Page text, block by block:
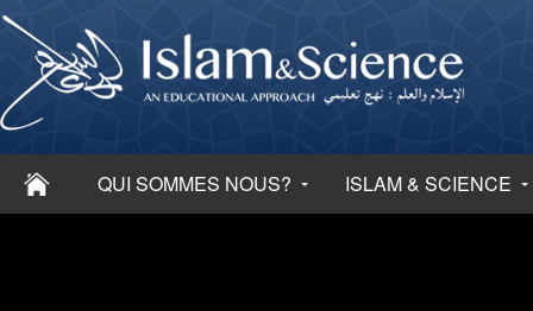
QUI SOMMES NOUS? ISLAM & SCIENCE